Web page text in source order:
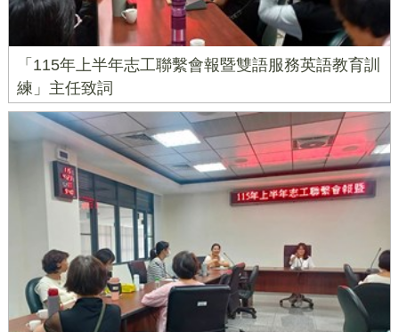
「115年上半年志工聯繫會報暨雙語服務英語教育訓
練」主任致詞